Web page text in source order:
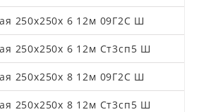
250х250х 6 12м 09Г2С Ш
250х250х 6 12м Ст3сп5 Ш
250х250х 8 12м 09Г2С Ш
250х250х 8 12м Ст3сп5 Ш